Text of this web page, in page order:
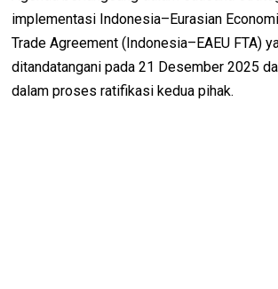
implementasi Indonesia–Eurasian
Trade Agreement (Indonesia–EAEU FTA)
ditandatangani pada 21 Desember 2025
dalam proses ratifikasi kedua pihak.